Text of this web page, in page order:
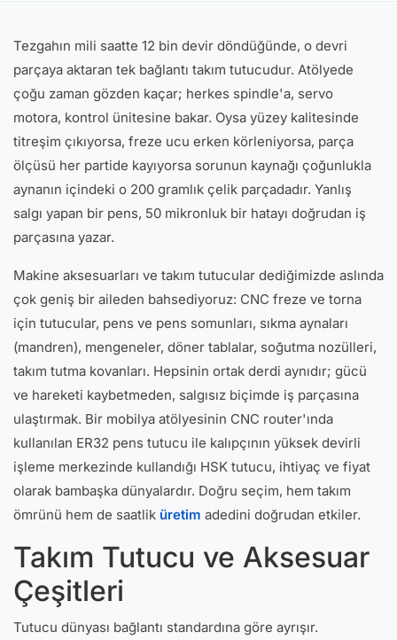
Tezgahın mili saatte 12 bin devir döndüğünde, o devri
parçaya aktaran tek bağlantı takım tutucudur. Atölyede
çoğu zaman gözden kaçar; herkes spindle'a, servo
motora, kontrol ünitesine bakar. Oysa yüzey kalitesinde
titreşim çıkıyorsa, freze ucu erken körleniyorsa, parça
ölçüsü her partide kayıyorsa sorunun kaynağı çoğunlukla
aynanın içindeki o 200 gramlık çelik parçadadır. Yanlış
salgı yapan bir pens, 50 mikronluk bir hatayı doğrudan iş
parçasına yazar.
Makine aksesuarları ve takım tutucular dediğimizde aslında
çok geniş bir aileden bahsediyoruz: CNC freze ve torna
için tutucular, pens ve pens somunları, sıkma aynaları
(mandren), mengeneler, döner tablalar, soğutma nozülleri,
takım tutma kovanları. Hepsinin ortak derdi aynıdır; gücü
ve hareketi kaybetmeden, salgısız biçimde iş parçasına
ulaştırmak. Bir mobilya atölyesinin CNC router'ında
kullanılan ER32 pens tutucu ile kalıpçının yüksek devirli
işleme merkezinde kullandığı HSK tutucu, ihtiyaç ve fiyat
olarak bambaşka dünyalardır. Doğru seçim, hem takım
ömrünü hem de saatlik üretim adedini doğrudan etkiler.
Takım Tutucu ve Aksesuar
Çeşitleri
Tutucu dünyası bağlantı standardına göre ayrışır.